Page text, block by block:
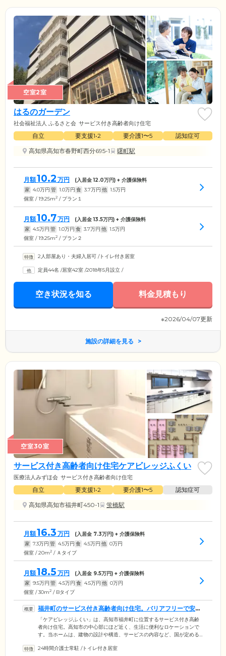
空室2室
はるのガーデン
社会福祉法人 ふるさと会 サービス付き高齢者向け住宅
自立 要支援1•2 要介護1〜5
認知症可
高知県高知市春野町西分695-1
曙町駅
月額10.2 万円 (入居金12.0万円) + 介護保険料
家 4.0万円 管 1.0万円 食 3.7万円 他 1.5万円
個室 / 19.25m2 / プラン１
月額10.7万円 (入居金13.5万円) + 介護保険料
家 4.5万円 管 1.0万円 食 3.7万円 他 1.5万円
個室 / 19.25m2 / プラン２
2人部屋あり・夫婦入居可 /トイレ付き居室
定員44名 /居室42室 /2018年5月設立 /
空き状況を知る 料金見積もり
※2026/04/07更新
施設の詳細を見る
空室30室
サービス付き高齢者向け住宅ケアビレッジふくい
医療法人みずほ会 サービス付き高齢者向け住宅
自立 要支援1•2 要介護1〜5
認知症可
高知県高知市福井町450-1
蛍橋駅
月額16.3 万円 (入居金 7.3万円) + 介護保険料
家 7.3万円 管 4.5万円 食 4.5万円 他 0万円
個室 / 20m2 / Ａタイプ
月額18.5 万円 (入居金 9.5万円) + 介護保険料
家 9.5万円 管 4.5万円 食 4.5万円 他 0万円
個室 / 30m2 / Bタイプ
福井町のサービス付き高齢者向け住宅。バリアフリーで安心
の住まいです
「ケアビレッジふくい」は、高知市福井町に位置するサービス付き高齢
者向け住宅。高知市の中心部にほど近く、生活に便利なロケーションで
す。当ホームは、建物の設計や構造、サービスの内容など、国が定める
設計で、足腰の弱い方や車いすの方も安全にお過ごしいただけます。ま
24時間介護士常駐 /トイレ付き居室